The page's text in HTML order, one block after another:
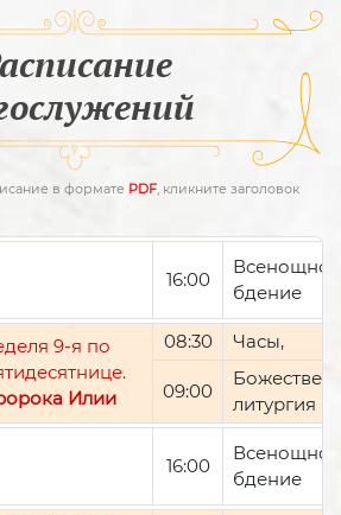
в формате PDF, кликните заголовок
16:00
Всенощное
бдение
9-я по
Илии
08:30 Часы,
09:00
литургия
16:00
Всенощное
бдение